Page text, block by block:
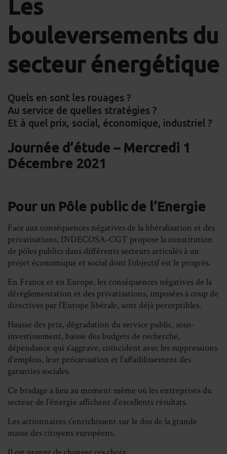
FacebookLinkedIn
Les
bouleversements du
secteur énergétique
Quels en sont les rouages ?
Au service de quelles stratégies ?
Et à quel prix, social, économique, industriel ?
Journée d’étude – Mercredi 1
Décembre 2021
Pour un Pôle public de l’Energie
Face aux conséquences négatives de la libéralisation et des
privatisations, INDECOSA-CGT propose la constitution
de pôles publics dans différents secteurs articulés à un
projet économique et social dont l’objectif est le progrès.
En France et en Europe, les conséquences négatives de la
déréglementation et des privatisations, imposées à coup de
directives par l’Europe libérale, sont déjà perceptibles.
Hausse des prix, dégradation du service public, sous-
investissement, baisse des budgets de recherche,
dépendance qui s’aggrave, coïncident avec les suppressions
d’emplois, leur précarisation et l’affaiblissement des
garanties sociales.
Ce bradage a lieu au moment même où les entreprises du
secteur de l’énergie affichent d’excellents résultats.
Les actionnaires s’enrichissent sur le dos de la grande
masse des citoyens européens.